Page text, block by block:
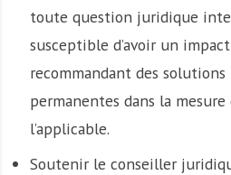
toute question juridique
susceptible d’avoir un
recommandant des
permanentes dans la
l’applicable.
Soutenir le conseiller